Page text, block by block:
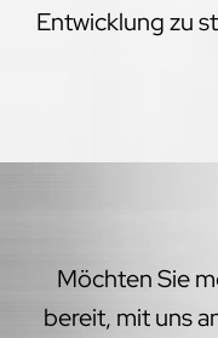
Entwicklung zu
Möchten Sie
bereit, mit uns